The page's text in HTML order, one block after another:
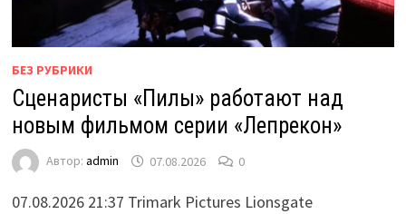
БЕЗ РУБРИКИ
Сценаристы «Пилы» работают над
новым фильмом серии «Лепрекон»
Автор: admin 07.08.2026 0
07.08.2026 21:37 Trimark Pictures Lionsgate